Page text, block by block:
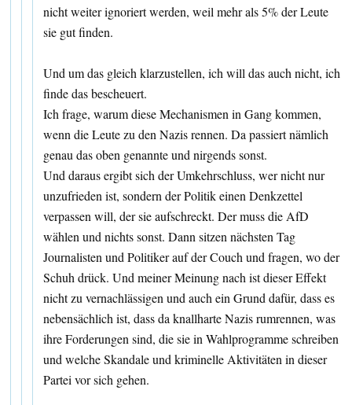
nicht weiter ignoriert werden, weil mehr als 5% der Leute
sie gut finden.
Und um das gleich klarzustellen, ich will das auch nicht, ich
finde das bescheuert.
Ich frage, warum diese Mechanismen in Gang kommen,
wenn die Leute zu den Nazis rennen. Da passiert nämlich
genau das oben genannte und nirgends sonst.
Und daraus ergibt sich der Umkehrschluss, wer nicht nur
unzufrieden ist, sondern der Politik einen Denkzettel
verpassen will, der sie aufschreckt. Der muss die AfD
wählen und nichts sonst. Dann sitzen nächsten Tag
Journalisten und Politiker auf der Couch und fragen, wo der
Schuh drück. Und meiner Meinung nach ist dieser Effekt
nicht zu vernachlässigen und auch ein Grund dafür, dass es
nebensächlich ist, dass da knallharte Nazis rumrennen, was
ihre Forderungen sind, die sie in Wahlprogramme schreiben
und welche Skandale und kriminelle Aktivitäten in dieser
Partei vor sich gehen.